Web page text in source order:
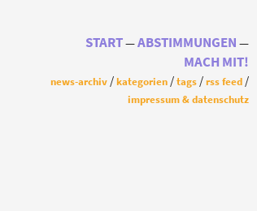
START
ABSTIMMUNGEN
MACH MIT!
news-archiv kategorien tags
rss feed
impressum & datenschutz